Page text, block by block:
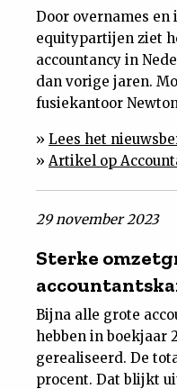
Door overnames
equitypartijen ziet
accountancy in
dan vorige jaren.
fusiekantoor
» Lees het
» Artikel op
29 november 2023
Sterke
Bijna alle grote
hebben in boekjaar
gerealiseerd. De
procent. Dat blijkt